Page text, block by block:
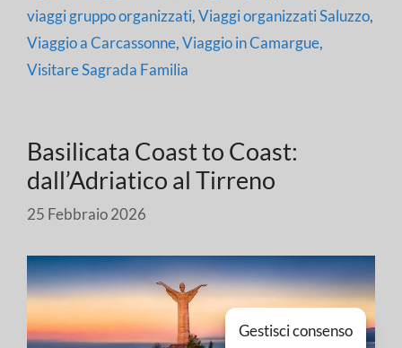
viaggi gruppo organizzati,Viaggi organizzati Saluzzo,
Viaggio a Carcassonne,Viaggio in Camargue,
Visitare Sagrada Familia
Basilicata Coast to Coast:
dall’Adriatico al Tirreno
25 Febbraio 2026
Gestisci consenso